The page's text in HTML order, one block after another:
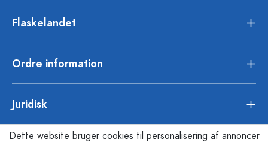
Flaskelandet
Ordre information
Juridisk
Dette website bruger cookies til personalisering af annoncer